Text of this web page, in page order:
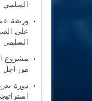
السلمي
ورشة
على
السلمي
مشروع
من اجل
دورة